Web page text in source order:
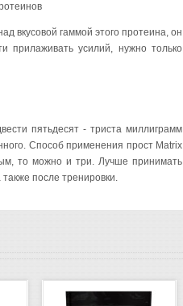
вкусовой гаммой этого протеина, он
прилаживать усилий, нужно только
пятьдесят - триста миллиграмм
Способ применения прост Matrix
то можно и три. Лучше принимать
после тренировки.